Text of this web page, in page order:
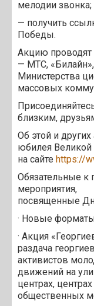
мелодии звонка;
— получить
Победы.
Акцию
— MTC,
Министерства
массовых
близким,
Об этой и
юбилея
на сайте https://
Обязательные к
мероприятия,
посвященные
· Новые
· Акция
раздача
активистов
движений на
центрах,
общественных